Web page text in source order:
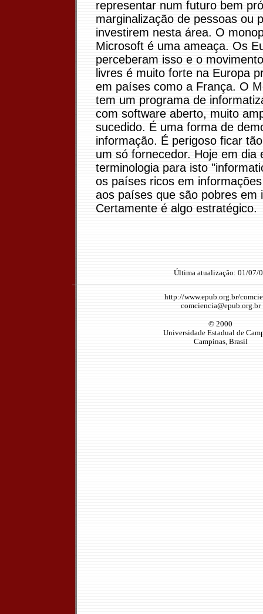
representar num futuro bem
marginalização de pessoas ou
investirem nesta área. O
Microsoft é uma ameaça. Os
perceberam isso e o
livres é muito forte na Europa
em países como a França. O
tem um programa de
com software aberto, muito
sucedido. É uma forma de
informação. É perigoso ficar
um só fornecedor. Hoje em dia
terminologia para isto
os países ricos em
aos países que são pobres em
Certamente é algo estratégico.
Última atualização: 01/07/
http://www.epub.org.br/
comciencia@epub.org.br
© 2000
Universidade Estadual de
Campinas, Brasil